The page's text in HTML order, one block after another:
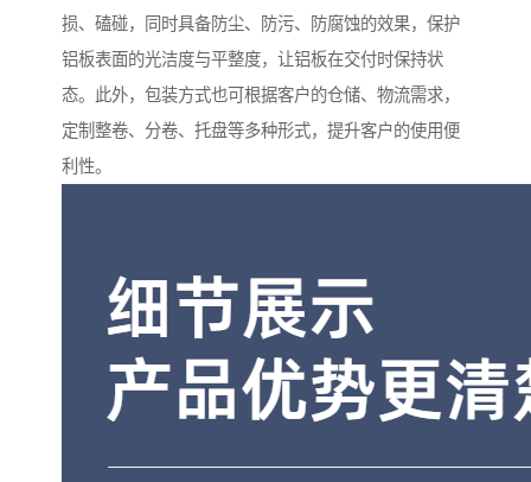
损、磕碰，同时具备防尘、防污、防腐蚀的效果，保护
铝板表面的光洁度与平整度，让铝板在交付时保持状
态。此外，包装方式也可根据客户的仓储、物流需求，
定制整卷、分卷、托盘等多种形式，提升客户的使用便
利性。